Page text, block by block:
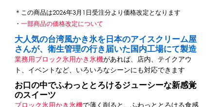
＊この商品は2026年3月1日受注分より価格改定となります
・ 一部商品の価格改定について
大人気の台湾風かき氷を日本のアイスクリーム屋
さんが、衛生管理の行き届いた国内工場にて製造
業務用ブロック氷用かき氷機があれば、店内、テイクアウ
ト、イベントなど、いろいろなシーンにも対応できます
お口の中でふわっととろけるジューシーな新感覚
のスイーツ
ブロック氷用かき氷機で薄く削ると、ふわっととろける食感